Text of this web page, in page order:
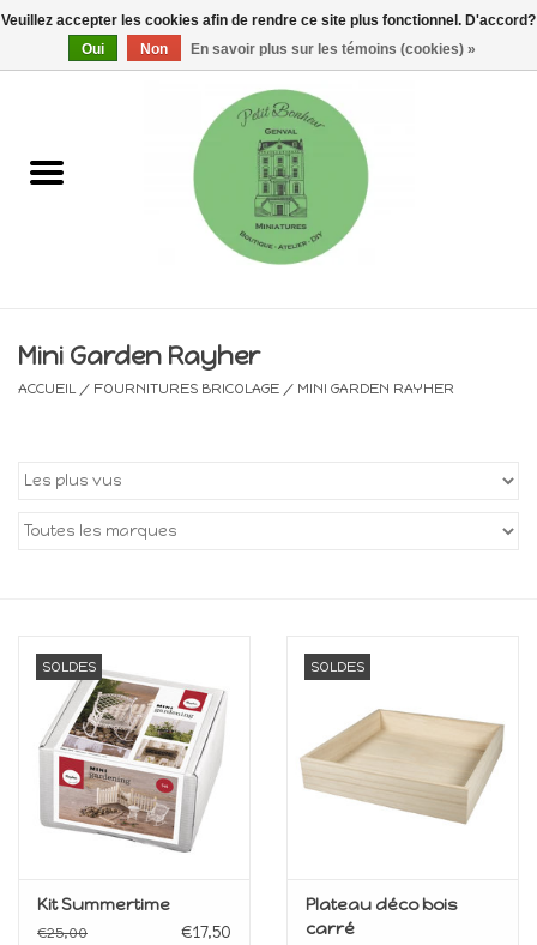
0 Articles - €0,00
Maisons, vitrines & kits
Electricité
Pièces uniques & objets de
Fournitures bricolage
Bois
Noël
Mini Garden Rayher
ACCUEIL / FOURNITURES BRICOLAGE / MINI GARDEN RAYHER
SOLDES
Kit Summertime
€25,00 €17,50
SOLDES
Plateau déco bois
carré
Veuillez accepter les cookies afin de rendre ce site plus fonctionnel. D'accord?
Oui
Non En savoir plus sur les témoins (cookies) »